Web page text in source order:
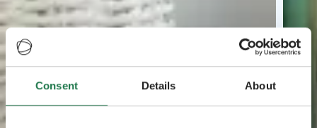
Consent Details About